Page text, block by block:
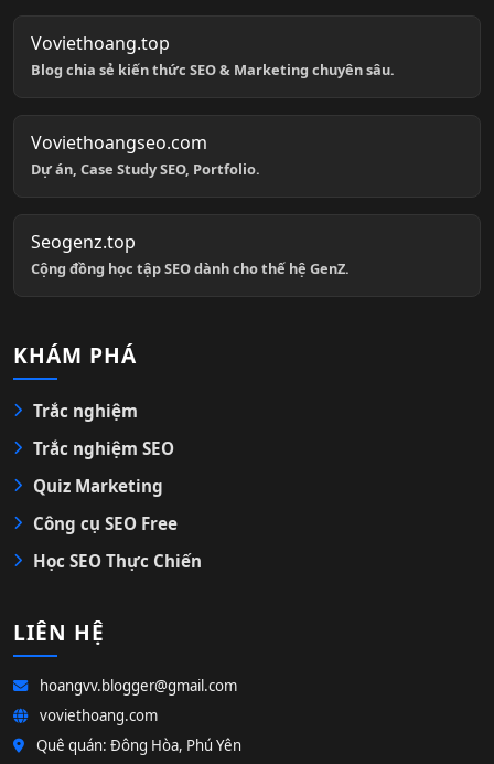
Voviethoang.top
Blog chia sẻ kiến thức SEO & Marketing chuyên sâu.
Voviethoangseo.com
Dự án, Case Study SEO, Portfolio.
Seogenz.top
Cộng đồng học tập SEO dành cho thế hệ GenZ.
KHÁM PHÁ
Trắc nghiệm
Trắc nghiệm SEO
Quiz Marketing
Công cụ SEO Free
Học SEO Thực Chiến
LIÊN HỆ
hoangvv.blogger@gmail.com
voviethoang.com
Quê quán: Đông Hòa, Phú Yên